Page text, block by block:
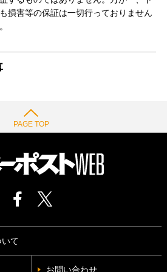
損害等の保証は一切行っておりません
PAGE TOP
て
お問い合わせ